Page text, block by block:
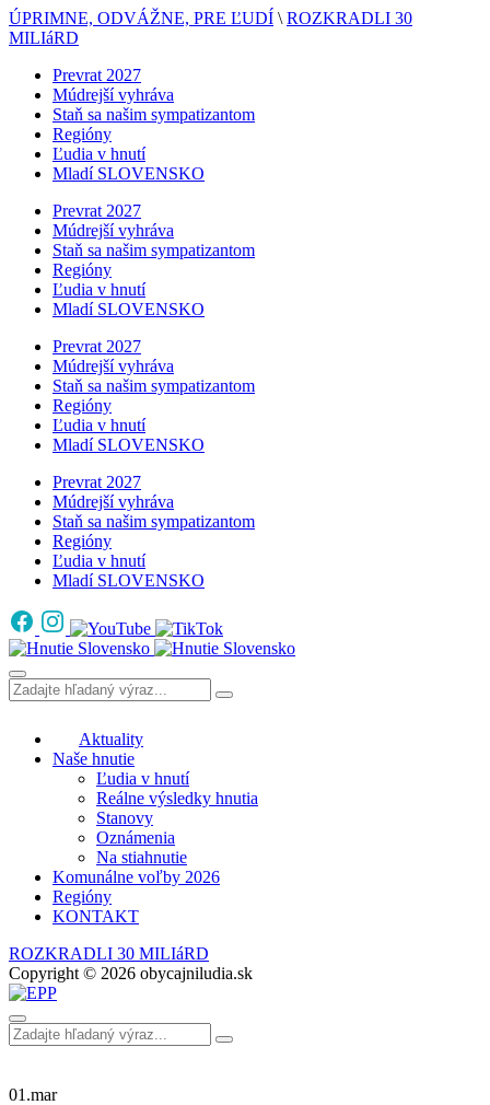
ÚPRIMNE, ODVÁŽNE, PRE ĽUDÍ \ ROZKRADLI 30
MILIáRD
Prevrat 2027
Múdrejší vyhráva
Staň sa našim sympatizantom
Regióny
Ľudia v hnutí
Mladí SLOVENSKO
Prevrat 2027
Múdrejší vyhráva
Staň sa našim sympatizantom
Regióny
Ľudia v hnutí
Mladí SLOVENSKO
Prevrat 2027
Múdrejší vyhráva
Staň sa našim sympatizantom
Regióny
Ľudia v hnutí
Mladí SLOVENSKO
Prevrat 2027
Múdrejší vyhráva
Staň sa našim sympatizantom
Regióny
Ľudia v hnutí
Mladí SLOVENSKO
Aktuality
Naše hnutie
Ľudia v hnutí
Reálne výsledky hnutia
Stanovy
Oznámenia
Na stiahnutie
Komunálne voľby 2026
Regióny
KONTAKT
ROZKRADLI 30 MILIáRD
Copyright © 2026 obycajniludia.sk
01.mar